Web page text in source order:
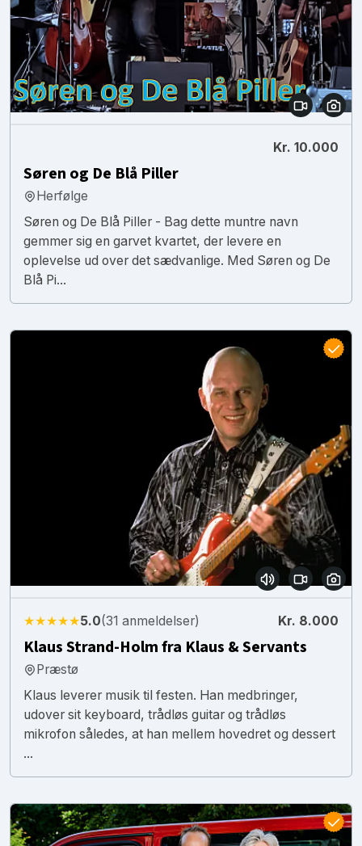
Kr. 10.000
Søren og De Blå Piller
Herfølge
Søren og De Blå Piller - Bag dette muntre navn
gemmer sig en garvet kvartet, der levere en
oplevelse ud over det sædvanlige. Med Søren og De
Blå Pi...
★★★★★5.0(31 anmeldelser) Kr. 8.000
Klaus Strand-Holm fra Klaus & Servants
Præstø
Klaus leverer musik til festen. Han medbringer,
udover sit keyboard, trådløs guitar og trådløs
mikrofon således, at han mellem hovedret og dessert
...